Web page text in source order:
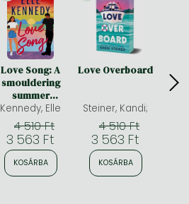
Love Song: A
smouldering
summer
romance from
the bestselling
author who
brought you Off-
Campus
Kennedy, Elle
4 510 Ft
3 563 Ft
KOSÁRBA
Love Overboard
Steiner, Kandi;
4 510 Ft
3 563 Ft
KOSÁRBA